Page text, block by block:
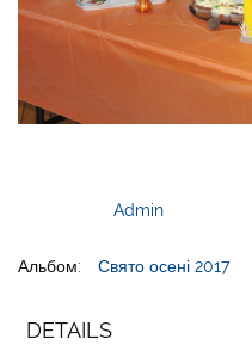
Admin
Альбом: Свято осені 2017
DETAILS